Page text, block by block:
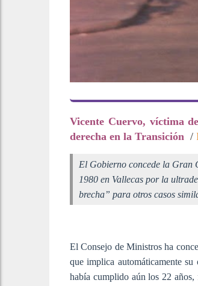
Vicente Cuervo, víctima
derecha en la Transición /
El Gobierno concede la Gran
1980 en Vallecas por la
brecha” para otros casos
El Consejo de Ministros ha
que implica automáticamente
había cumplido aún los 22 años,